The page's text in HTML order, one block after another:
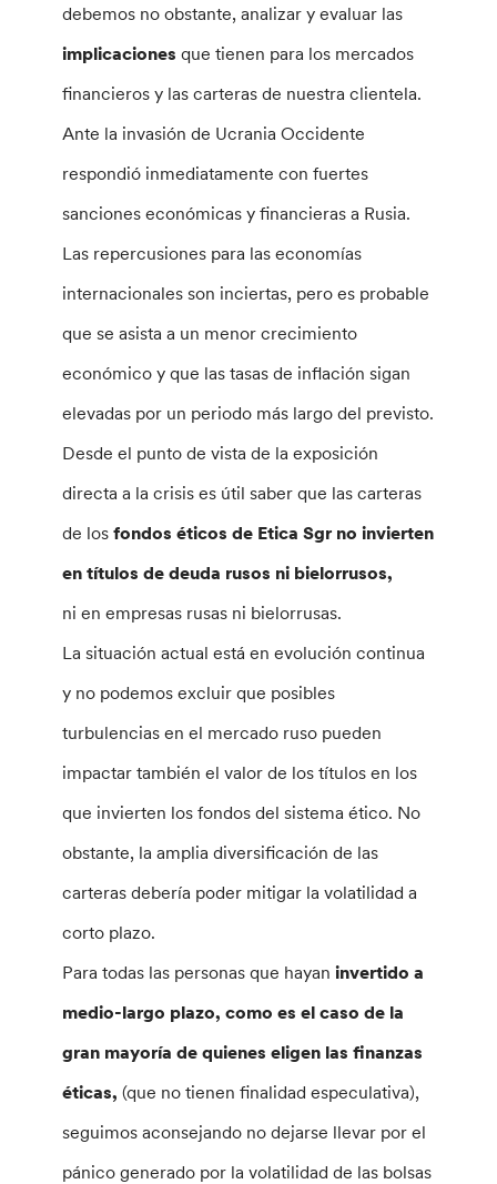
debemos no obstante, analizar y evaluar las
implicaciones que tienen para los mercados
financieros y las carteras de nuestra clientela.
Ante la invasión de Ucrania Occidente
respondió inmediatamente con fuertes
sanciones económicas y financieras a Rusia.
Las repercusiones para las economías
internacionales son inciertas, pero es probable
que se asista a un menor crecimiento
económico y que las tasas de inflación sigan
elevadas por un periodo más largo del previsto.
Desde el punto de vista de la exposición
directa a la crisis es útil saber que las carteras
de losfondos éticos de Etica Sgr no invierten
en títulos de deuda rusos ni bielorrusos,
ni en empresas rusas ni bielorrusas.
La situación actual está en evolución continua
y no podemos excluir que posibles
turbulencias en el mercado ruso pueden
impactar también el valor de los títulos en los
que invierten los fondos del sistema ético. No
obstante, la amplia diversificación de las
carteras debería poder mitigar la volatilidad a
corto plazo.
Para todas las personas que hayaninvertido a
medio-largo plazo, como es el caso de la
gran mayoría de quienes eligen las finanzas
éticas, (que no tienen finalidad especulativa),
seguimos aconsejando no dejarse llevar por el
pánico generado por la volatilidad de las bolsas